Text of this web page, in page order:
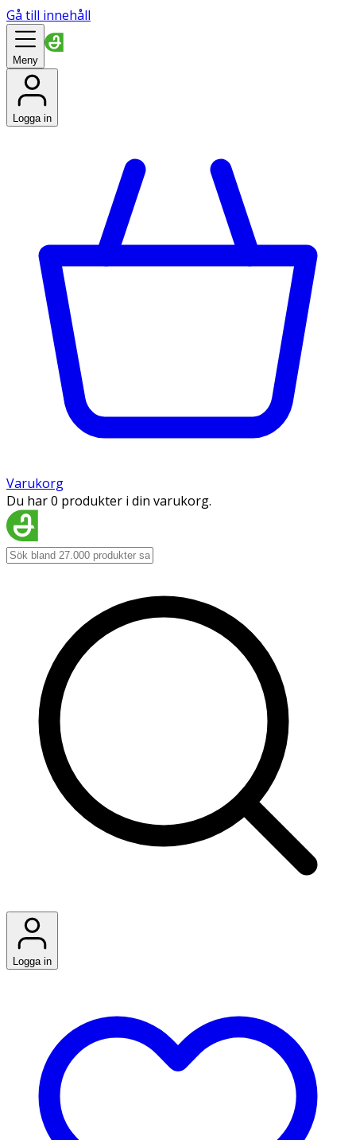
Gå till innehåll
Meny
Logga in
Varukorg
Du har 0 produkter i din varukorg.
Logga in